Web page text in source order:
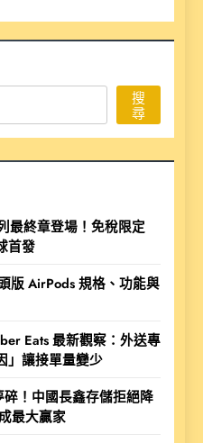
搜
尋
最終章登場！免稅限定
首發
版 AirPods 規格、功能與
Eats 最新觀察：外送專
」讓接單量變少
！中國長鑫存儲拒絕降
最大贏家